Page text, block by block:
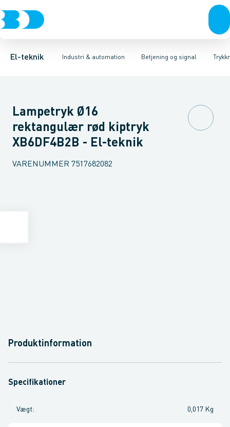
El-teknik Industri & automation
Afbrydere, stikkontakter & lampeudtagForgreningsmateriel
Betjening og signal
Industristiksystemer Frekvensomformere og softstartere
TrykknaphovedLystårn element, optiskTilslutningsmodul
Lampetryk Ø16
rektangulær rød kiptryk
XB6DF4B2B - El-teknik
VARENUMMER 7517682082
Produktinformation
Specifikationer
Vægt: 0,017 Kg